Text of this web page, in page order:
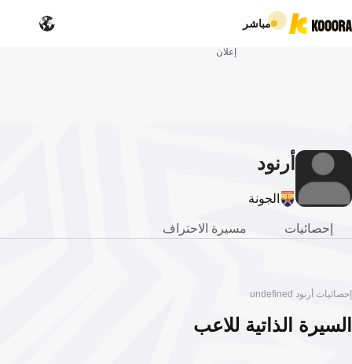
مباشر
إعلان
أرنود
الجونة
إحصائيات مسيرة الاحتراف
إحصائيات أرنود undefined
السيرة الذاتية للاعب